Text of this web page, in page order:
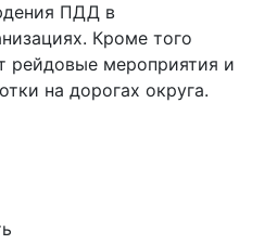
ПДД в
Кроме того
рейдовые мероприятия и
на дорогах округа.